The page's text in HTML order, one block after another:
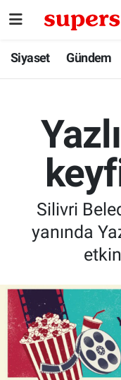
Siyaset Gündem
Silivri
yanında
Siyaset
Gizli Gündem
Belediye
İstanbul
İstanbul
İstanbul Trafik
Süper Lig
Tüm Manşetler
Haber Arşivi